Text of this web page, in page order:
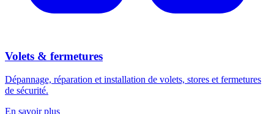
Volets & fermetures
Dépannage, réparation et installation de volets, stores et fermetures
de sécurité.
En savoir plus